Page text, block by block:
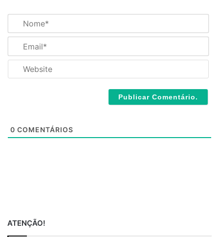
m
*a
l
0 COMENTÁRIOS
ATENÇÃO!